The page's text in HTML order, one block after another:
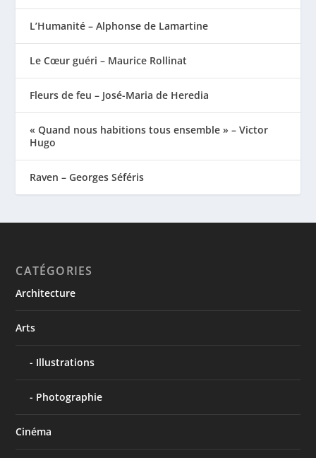
L’Humanité – Alphonse de Lamartine
Le Cœur guéri – Maurice Rollinat
Fleurs de feu – José-Maria de Heredia
« Quand nous habitions tous ensemble » – Victor
Hugo
Raven – Georges Séféris
CATÉGORIES
Architecture
Arts
Illustrations
Photographie
Cinéma